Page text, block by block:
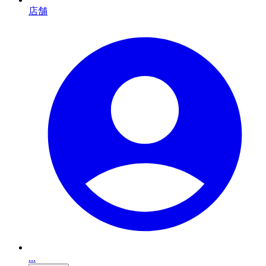
店舗
...